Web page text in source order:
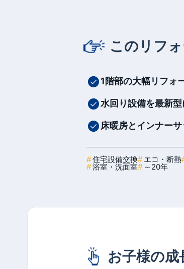
このリフ
1階部の大幅リフォ
水回り設備を最新
床暖房とインナー
住宅設備交換 エコ・断熱
浴室・洗面室 ～20年
お子様の